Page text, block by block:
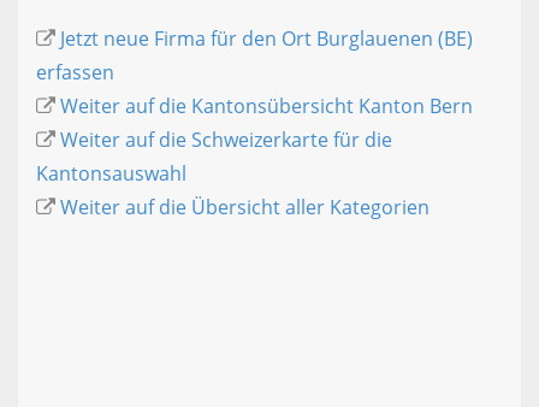
Jetzt neue Firma für den Ort Burglauenen (BE)
erfassen
Weiter auf die Kantonsübersicht Kanton Bern
Weiter auf die Schweizerkarte für die
Kantonsauswahl
Weiter auf die Übersicht aller Kategorien